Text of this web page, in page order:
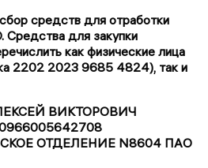
средств для отработки
Средства для закупки
как физические лица
2202 2023 9685 4824), так и
ВИКТОРОВИЧ
ОТДЕЛЕНИЕ N8604 ПАО